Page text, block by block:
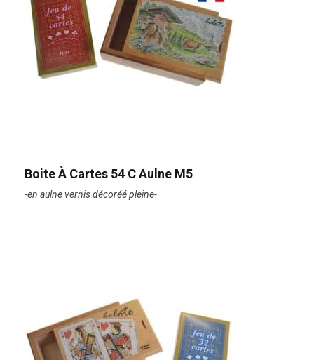
Boite À Cartes 54 C Aulne M5
-en aulne vernis décoréé pleine-